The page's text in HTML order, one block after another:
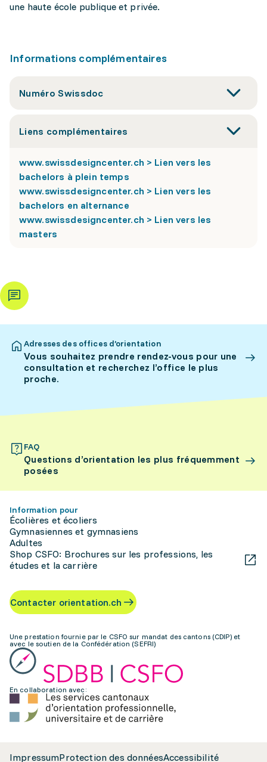
une haute école publique et privée.
Informations complémentaires
Numéro Swissdoc
Liens complémentaires
www.swissdesigncenter.ch > Lien vers les
bachelors à plein temps
www.swissdesigncenter.ch > Lien vers les
bachelors en alternance
www.swissdesigncenter.ch > Lien vers les
masters
Adresses des offices d’orientation
Vous souhaitez prendre rendez-vous pour une
consultation et recherchez l’office le plus
proche.
FAQ
Questions d’orientation les plus fréquemment
posées
Information pour
Écolières et écoliers
Gymnasiennes et gymnasiens
Adultes
Shop CSFO: Brochures sur les professions, les
études et la carrière
Contacter orientation.ch
Une prestation fournie par le CSFO sur mandat des cantons (CDIP) et
avec le soutien de la Confédération (SEFRI)
En collaboration avec:
ImpressumProtection des donnéesAccessibilité